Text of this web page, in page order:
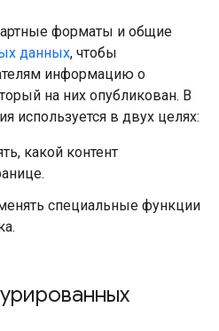
форматы и общие
данных, чтобы
информацию о
на них опубликован. В
используется в двух целях:
какой контент
специальные функции